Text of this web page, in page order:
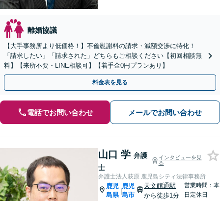
離婚協議
【大手事務所より低価格！】不倫慰謝料の請求・減額交渉に特化！
「請求したい」「請求された」どちらもご相談ください【初回相談無
料】【来所不要・LINE相談可】【着手金0円プランあり】
料金表を見る
電話でお問い合わせ メールでお問い合わせ
山口 学 弁護
士
インタビューを見
る
弁護士法人萩原 鹿児島シティ法律事務所
鹿児
島県
|
鹿児
島市
天文館通駅
から徒歩1分
営業時間：本
日定休日